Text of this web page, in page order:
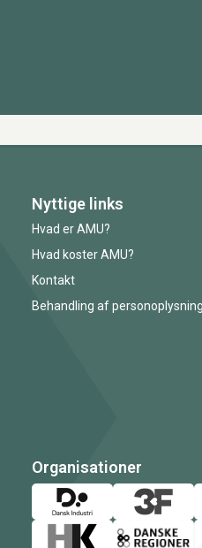
Nyttige links
Hvad er AMU?
Hvad koster AMU?
Kontakt
Behandling af
Organisationer